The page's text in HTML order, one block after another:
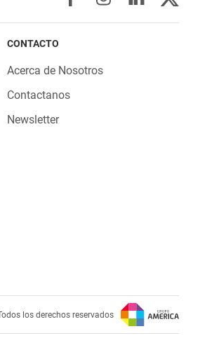
CONTACTO
Acerca de Nosotros
Contactanos
Newsletter
los derechos reservados